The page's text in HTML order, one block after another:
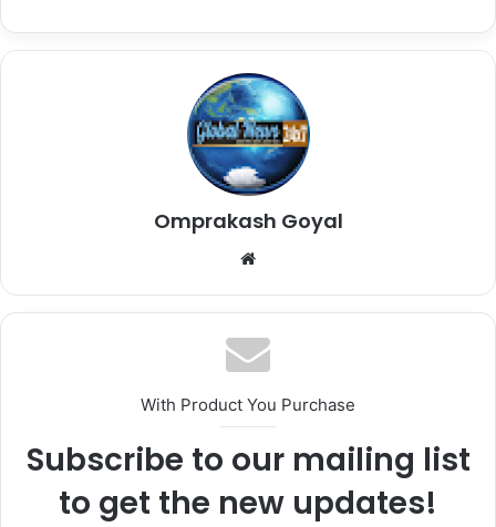
Omprakash Goyal
Website
With Product You Purchase
Subscribe to our mailing list
to get the new updates!